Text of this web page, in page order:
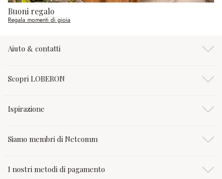
Buoni regalo
Regala momenti di gioia
Aiuto & contatti
Scopri LOBERON
Ispirazione
Siamo membri di Netcomm
I nostri metodi di pagamento